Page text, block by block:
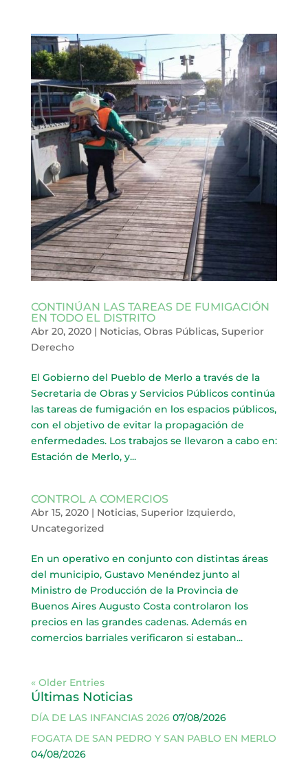
CONTINÚAN LAS TAREAS DE FUMIGACIÓN
EN TODO EL DISTRITO
Abr 20, 2020| Noticias, Obras Públicas, Superior
Derecho
El Gobierno del Pueblo de Merlo a través de la
Secretaria de Obras y Servicios Públicos continúa
las tareas de fumigación en los espacios públicos,
con el objetivo de evitar la propagación de
enfermedades. Los trabajos se llevaron a cabo en:
Estación de Merlo, y...
CONTROL A COMERCIOS
Abr 15, 2020| Noticias, Superior Izquierdo,
Uncategorized
En un operativo en conjunto con distintas áreas
del municipio, Gustavo Menéndez junto al
Ministro de Producción de la Provincia de
Buenos Aires Augusto Costa controlaron los
precios en las grandes cadenas. Además en
comercios barriales verificaron si estaban...
« Older Entries
Últimas Noticias
DÍA DE LAS INFANCIAS 2026 07/08/2026
FOGATA DE SAN PEDRO Y SAN PABLO EN MERLO
04/08/2026